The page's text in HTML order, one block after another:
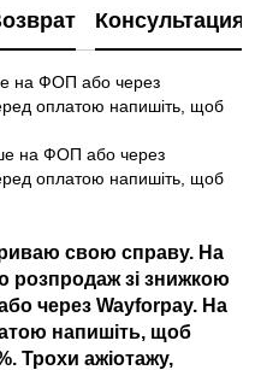
Консультация
на ФОП або через
оплатою напишіть, щоб
на ФОП або через
оплатою напишіть, щоб
свою справу. На
розпродаж зі знижкою
через Wayforpay. На
напишіть, щоб
Трохи ажіотажу,